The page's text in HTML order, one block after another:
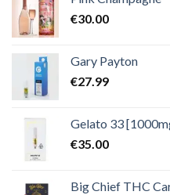
€30.00
Gary Payton
€27.99
Gelato 33
€35.00
Big Chief THC